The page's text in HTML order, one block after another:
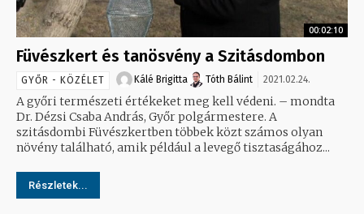
00:02:10
Füvészkert és tanösvény a Szitásdombon
GYŐR - KÖZÉLET Kálé Brigitta Tóth Bálint 2021.02.24.
A győri természeti értékeket meg kell védeni. – mondta
Dr. Dézsi Csaba András, Győr polgármestere. A
szitásdombi Füvészkertben többek közt számos olyan
növény található, amik például a levegő tisztaságához...
Részletek...